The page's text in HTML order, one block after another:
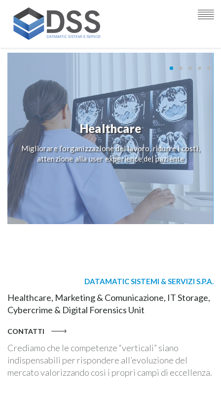
Healthcare
Migliorare l’organizzazione del lavoro, ridurre i costi,
attenzione alla user experience del paziente
DATAMATIC SISTEMI & SERVIZI S.P.A.
Healthcare, Marketing & Comunicazione, IT Storage,
Cybercrime & Digital Forensics Unit
CONTATTI
Crediamo che le competenze “verticali” siano
indispensabili per rispondere all’evoluzione del
mercato valorizzando così i propri campi di eccellenza.